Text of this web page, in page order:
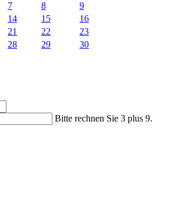
7 8
9
14 15
16
21 22
23
28 29
30
Bitte rechnen Sie 3 plus 9.